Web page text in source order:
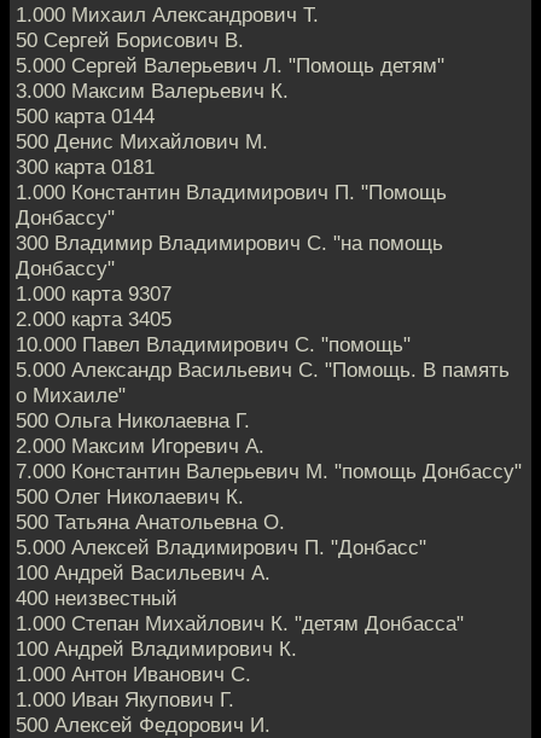
1.000 Михаил Александрович Т.
50 Сергей Борисович В.
5.000 Сергей Валерьевич Л. "Помощь детям"
3.000 Максим Валерьевич К.
500 карта 0144
500 Денис Михайлович М.
300 карта 0181
1.000 Константин Владимирович П. "Помощь
Донбассу"
300 Владимир Владимирович С. "на помощь
Донбассу"
1.000 карта 9307
2.000 карта 3405
10.000 Павел Владимирович С. "помощь"
5.000 Александр Васильевич С. "Помощь. В память
о Михаиле"
500 Ольга Николаевна Г.
2.000 Максим Игоревич А.
7.000 Константин Валерьевич М. "помощь Донбассу"
500 Олег Николаевич К.
500 Татьяна Анатольевна О.
5.000 Алексей Владимирович П. "Донбасс"
100 Андрей Васильевич А.
400 неизвестный
1.000 Степан Михайлович К. "детям Донбасса"
100 Андрей Владимирович К.
1.000 Антон Иванович С.
1.000 Иван Якупович Г.
500 Алексей Федорович И.